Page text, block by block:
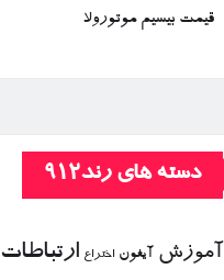
قیمت بیسیم موتورولا
دسته های رند912
آموزش آیفون اختراع ارتباطات